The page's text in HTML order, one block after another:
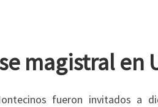
magistral en
fueron invitados a